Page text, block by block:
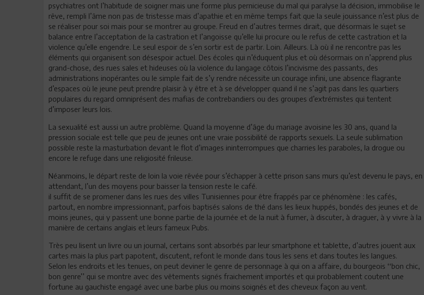
psychiatres ont l’habitude de soigner mais une forme plus pernicieuse du mal qui paralyse la décision, immobilise le
rêve, rempli l’âme non pas de tristesse mais d’apathie et en même temps fait que la seule jouissance n’est plus de
se réaliser pour soi mais pour se montrer au groupe. Freud en d’autres termes dirait, que désormais le sujet se
balance entre l’acceptation de la castration et l’angoisse qu’elle lui procure ou le refus de cette castration et la
violence qu’elle engendre. Le seul espoir de s’en sortir est de partir. Loin. Ailleurs. Là où il ne rencontre pas les
éléments qui organisent son désespoir actuel. Des écoles qui n’éduquent plus et où désormais on n’apprend plus
grand-chose, des rues sales et hideuses où la violence du langage côtois l’incivisme des passants, des
administrations inopérantes ou le simple fait de s’y rendre nécessite un courage infini, une absence flagrante
d’espaces où le jeune peut prendre plaisir à y être et à se développer quand il ne s’agit pas dans les quartiers
populaires du regard omniprésent des mafias de contrebandiers ou des groupes d’extrémistes qui tentent
d’imposer leurs lois.
La sexualité est aussi un autre problème. Quand la moyenne d’âge du mariage avoisine les 30 ans, quand la
pression sociale est telle que peu de jeunes ont une vraie possibilité de rapports sexuels. La seule sublimation
possible reste la masturbation devant le flot d’images ininterrompues que charries les paraboles, la drogue ou
encore le refuge dans une religiosité frileuse.
Néanmoins, le départ reste de loin la voie rêvée pour s’échapper à cette prison sans murs qu’est devenu le pays, en
attendant, l’un des moyens pour baisser la tension reste le café.
il suffit de se promener dans les rues des villes Tunisiennes pour être frappés par ce phénomène : les cafés,
partout, en nombre impressionnant, parfois baptisés salons de thé dans les lieux huppés, bondés des jeunes et de
moins jeunes, qui y passent une bonne partie de la journée et de la nuit à fumer, à discuter, à draguer, à y vivre à la
manière de certains anglais et leurs fameux Pubs.
Très peu lisent un livre ou un journal, certains sont absorbés par leur smartphone et tablette, d’autres jouent aux
cartes mais la plus part papotent, discutent, refont le monde dans tous les sens et dans toutes les langues.
Selon les endroits et les tenues, on peut deviner le genre de personnage à qui on a affaire, du bourgeois ‘‘bon chic,
bon genre’’ qui se montre avec des vêtements signés fraichement importés et qui probablement coutent une
fortune au gauchiste engagé avec une barbe plus ou moins soignés et des cheveux façon au vent.